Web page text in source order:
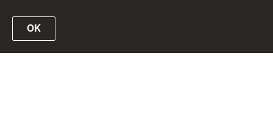
Link zur Website des Ministeriums
OK